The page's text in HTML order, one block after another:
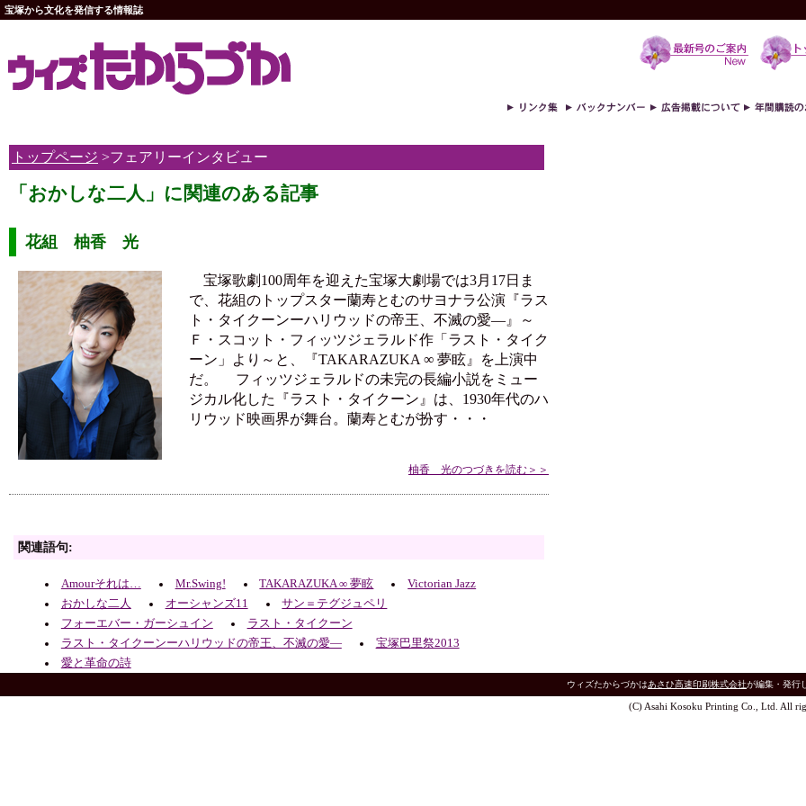
宝塚から文化を発信する情報誌
トップページ >フェアリーインタビュー
「おかしな二人」に関連のある記事
花組 柚香 光
宝塚歌劇100周年を迎えた宝塚大劇場では3月17日ま
で、花組のトップスター蘭寿とむのサヨナラ公演『ラス
ト・タイクーンーハリウッドの帝王、不滅の愛―』～
Ｆ・スコット・フィッツジェラルド作「ラスト・タイク
ーン」より～と、『TAKARAZUKA ∞ 夢眩』を上演中
だ。 フィッツジェラルドの未完の長編小説をミュー
ジカル化した『ラスト・タイクーン』は、1930年代のハ
リウッド映画界が舞台。蘭寿とむが扮す・・・
柚香 光のつづきを読む＞＞
関連語句:
Amourそれは… Mr.Swing! TAKARAZUKA ∞ 夢眩
Victorian Jazz
おかしな二人
オーシャンズ11
サン＝テグジュペリ
フォーエバー・ガーシュイン
ラスト・タイクーン
ラスト・タイクーンーハリウッドの帝王、不滅の愛―
宝塚巴里祭2013
愛と革命の詩
ウィズたからづかはあさひ高速印刷株式会社が編集・発行
(C) Asahi Kosoku Printing Co., Ltd. All